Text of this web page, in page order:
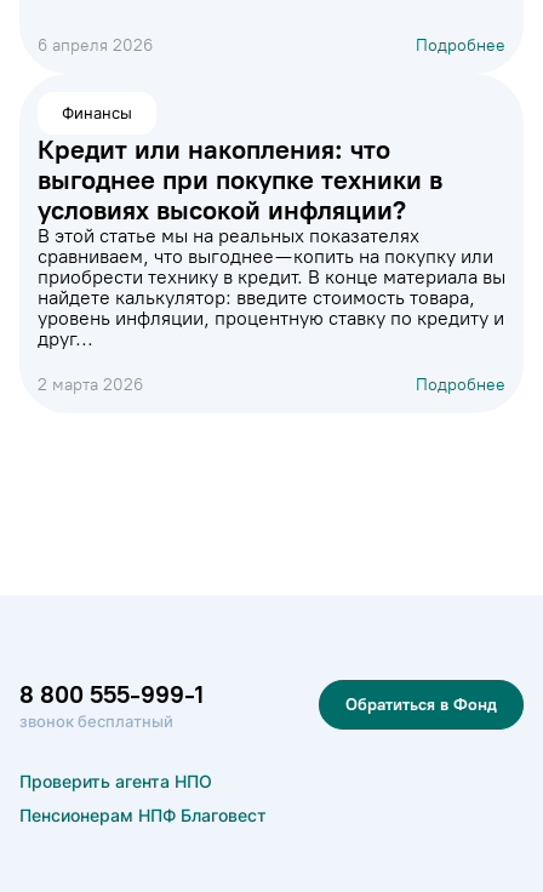
6 апреля 2026 Подробнее
Финансы
Кредит или накопления: что
выгоднее при покупке техники в
условиях высокой инфляции?
В этой статье мы на реальных показателях
сравниваем, что выгоднее — копить на покупку или
приобрести технику в кредит. В конце материала вы
найдете калькулятор: введите стоимость товара,
уровень инфляции, процентную ставку по кредиту и
друг...
2 марта 2026 Подробнее
8 800 555-999-1
звонок бесплатный
Обратиться в Фонд
Проверить агента НПО
Пенсионерам НПФ Благовест